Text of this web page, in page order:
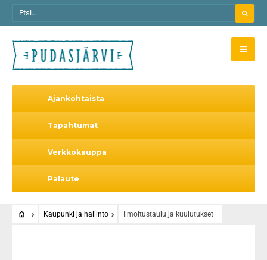
Ajankohtaista
Tapahtumat
Verkkokauppa
Palaute
Kaupunki ja hallinto Ilmoitustaulu ja kuulutukset